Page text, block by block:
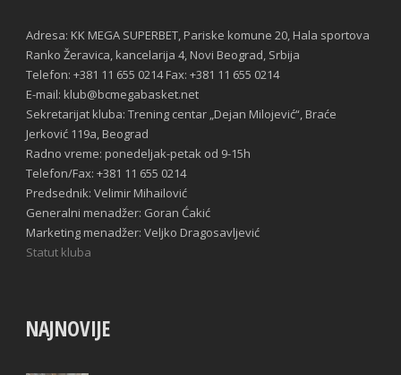
Adresa: KK MEGA SUPERBET, Pariske komune 20, Hala sportova
Ranko Žeravica, kancelarija 4, Novi Beograd, Srbija
Telefon: +381 11 655 0214 Fax: +381 11 655 0214
E-mail: klub@bcmegabasket.net
Sekretarijat kluba: Trening centar „Dejan Milojević“, Braće
Jerković 119a, Beograd
Radno vreme: ponedeljak-petak od 9-15h
Telefon/Fax: +381 11 655 0214
Predsednik: Velimir Mihailović
Generalni menadžer: Goran Ćakić
Marketing menadžer: Veljko Dragosavljević
Statut kluba
NAJNOVIJE